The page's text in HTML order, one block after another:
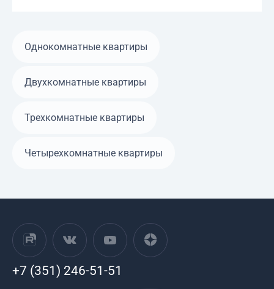
Однокомнатные квартиры
Двухкомнатные квартиры
Трехкомнатные квартиры
Четырехкомнатные квартиры
+7 (351) 246-51-51